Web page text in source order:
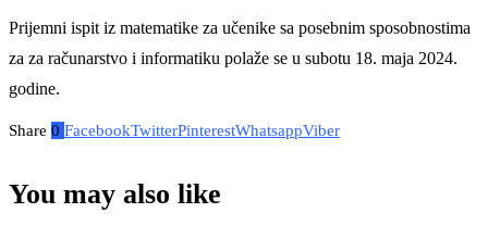
Prijemni ispit iz matematike za učenike sa posebnim sposobnostima
za za računarstvo i informatiku polaže se u subotu 18. maja 2024.
godine.
Share 0 FacebookTwitterPinterestWhatsappViber
You may also like